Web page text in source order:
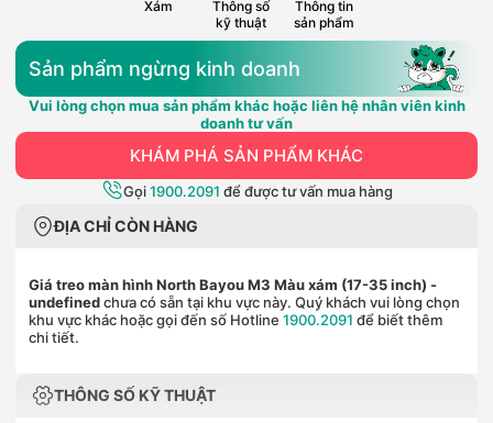
Xám
Thông số
kỹ thuật
Thông tin
sản phẩm
Sản phẩm ngừng kinh doanh
Vui lòng chọn mua sản phẩm khác hoặc liên hệ nhân viên kinh
doanh tư vấn
KHÁM PHÁ SẢN PHẨM KHÁC
Gọi1900.2091 để được tư vấn mua hàng
ĐỊA CHỈ CÒN HÀNG
Giá treo màn hình North Bayou M3 Màu xám (17-35 inch) -
undefinedchưa có sẵn tại khu vực này. Quý khách vui lòng chọn
khu vực khác hoặc gọi đến số Hotline 1900.2091 để biết thêm
chi tiết.
THÔNG SỐ KỸ THUẬT